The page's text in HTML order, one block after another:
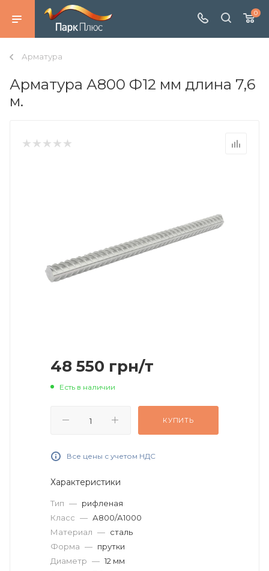
0
Арматура
Арматура А800 Ф12 мм длина 7,6
м.
48 550 грн/т
Есть в наличии
КУПИТЬ
Все цены с учетом НДС
Характеристики
Тип — рифленая
Класс — А800/А1000
Материал — сталь
Форма — прутки
Диаметр — 12 мм